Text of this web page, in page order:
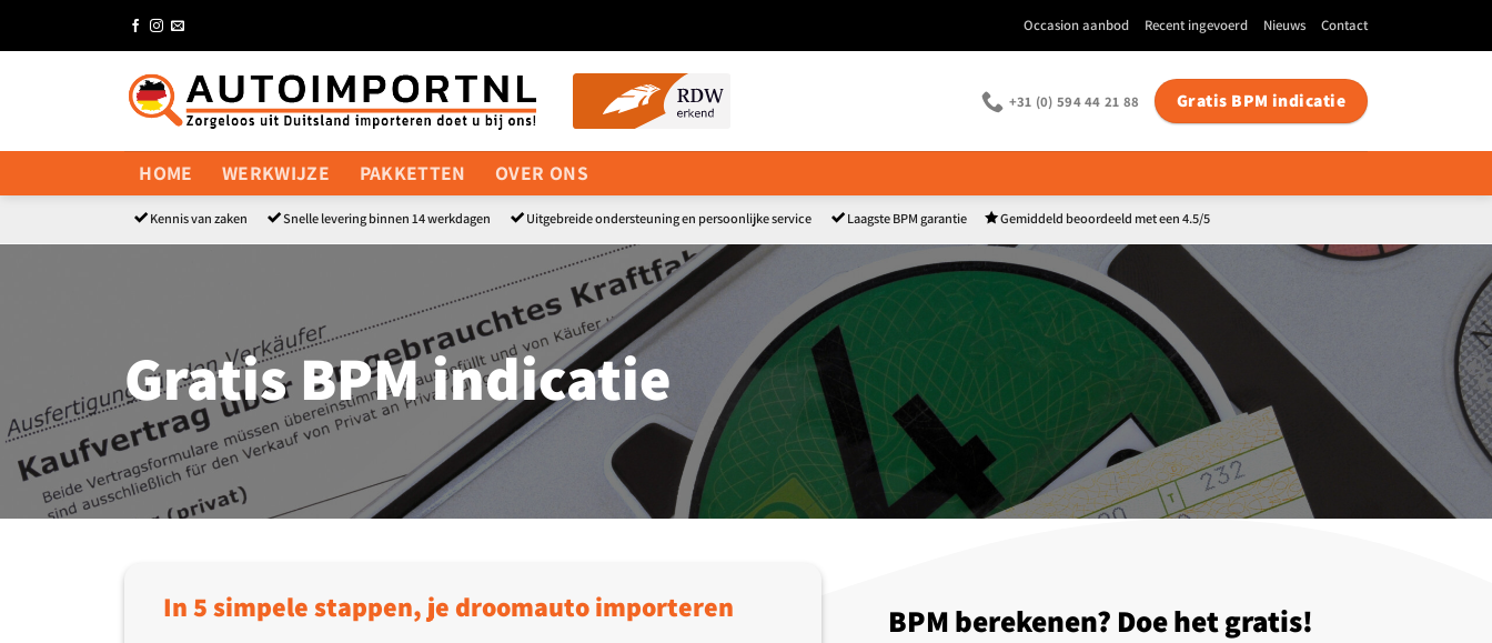
Occasion aanbod Recent ingevoerd Nieuws Contact
+31 (0) 594 44 21 88 Gratis BPM indicatie
HOME WERKWIJZE PAKKETTEN OVER ONS
Kennis van zaken Snelle levering binnen 14 werkdagen Uitgebreide ondersteuning en persoonlijke service Laagste BPM garantie Gemiddeld beoordeeld met een 4.5/5
Gratis BPM indicatie
In 5 simpele stappen, je droomauto importeren BPM berekenen? Doe het gratis!